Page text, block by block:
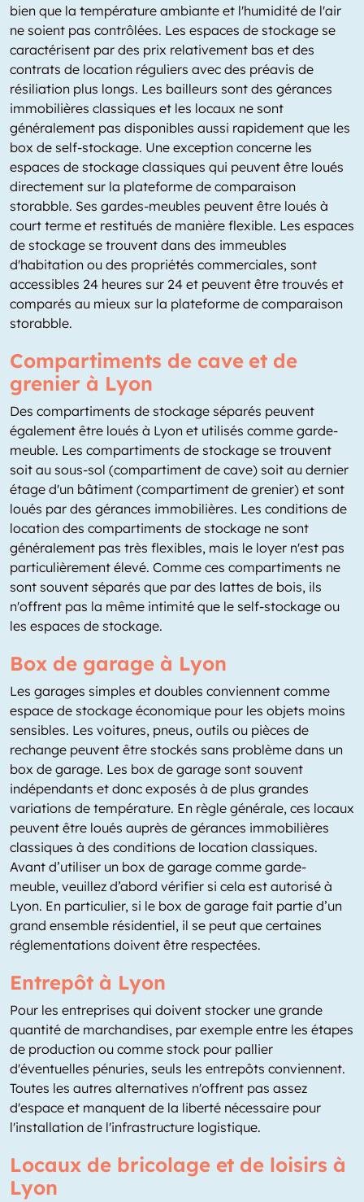
bien que la température ambiante et l'humidité de l'air
ne soient pas contrôlées. Les espaces de stockage se
caractérisent par des prix relativement bas et des
contrats de location réguliers avec des préavis de
résiliation plus longs. Les bailleurs sont des gérances
immobilières classiques et les locaux ne sont
généralement pas disponibles aussi rapidement que les
box de self-stockage. Une exception concerne les
espaces de stockage classiques qui peuvent être loués
directement sur la plateforme de comparaison
storabble. Ses gardes-meubles peuvent être loués à
court terme et restitués de manière flexible. Les espaces
de stockage se trouvent dans des immeubles
d'habitation ou des propriétés commerciales, sont
accessibles 24 heures sur 24 et peuvent être trouvés et
comparés au mieux sur la plateforme de comparaison
storabble.
Compartiments de cave et de
grenier à Lyon
Des compartiments de stockage séparés peuvent
également être loués à Lyon et utilisés comme garde-
meuble. Les compartiments de stockage se trouvent
soit au sous-sol (compartiment de cave) soit au dernier
étage d'un bâtiment (compartiment de grenier) et sont
loués par des gérances immobilières. Les conditions de
location des compartiments de stockage ne sont
généralement pas très flexibles, mais le loyer n'est pas
particulièrement élevé. Comme ces compartiments ne
sont souvent séparés que par des lattes de bois, ils
n'offrent pas la même intimité que le self-stockage ou
les espaces de stockage.
Box de garage à Lyon
Les garages simples et doubles conviennent comme
espace de stockage économique pour les objets moins
sensibles. Les voitures, pneus, outils ou pièces de
rechange peuvent être stockés sans problème dans un
box de garage. Les box de garage sont souvent
indépendants et donc exposés à de plus grandes
variations de température. En règle générale, ces locaux
peuvent être loués auprès de gérances immobilières
classiques à des conditions de location classiques.
Avant d’utiliser un box de garage comme garde-
meuble, veuillez d’abord vérifier si cela est autorisé à
Lyon. En particulier, si le box de garage fait partie d’un
grand ensemble résidentiel, il se peut que certaines
réglementations doivent être respectées.
Entrepôt à Lyon
Pour les entreprises qui doivent stocker une grande
quantité de marchandises, par exemple entre les étapes
de production ou comme stock pour pallier
d'éventuelles pénuries, seuls les entrepôts conviennent.
Toutes les autres alternatives n'offrent pas assez
d'espace et manquent de la liberté nécessaire pour
l'installation de l'infrastructure logistique.
Locaux de bricolage et de loisirs à
Lyon